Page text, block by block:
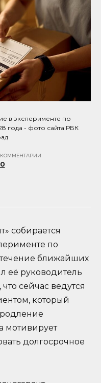
в эксперименте по
года - фото сайта РБК
КОММЕНТАРИИ
0
собирается
по
ближайших
её руководитель
сейчас ведутся
который
мотивирует
долгосрочное